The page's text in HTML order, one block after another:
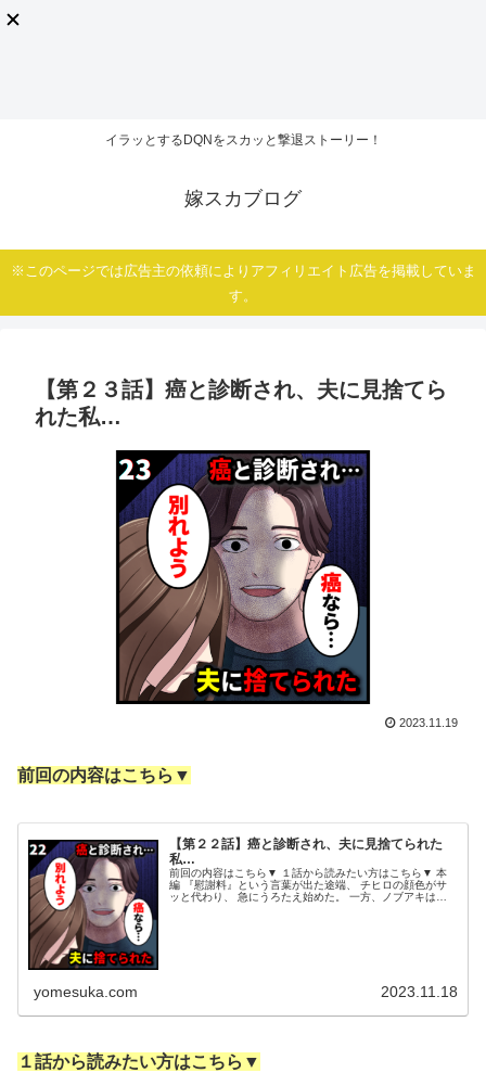
イラッとするDQNをスカッと撃退ストーリー！
嫁スカブログ
※このページでは広告主の依頼によりアフィリエイト広告を掲載していま
す。
【第２３話】癌と診断され、夫に見捨てら
れた私…
2023.11.19
前回の内容はこちら▼
【第２２話】癌と診断され、夫に見捨てられた
私…
前回の内容はこちら▼ １話から読みたい方はこちら▼ 本
編 『慰謝料』という言葉が出た途端、 チヒロの顔色がサ
ッと代わり、 急にうろたえ始めた。 一方、ノブアキは意
yomesuka.com 2023.11.18
１話から読みたい方はこちら▼